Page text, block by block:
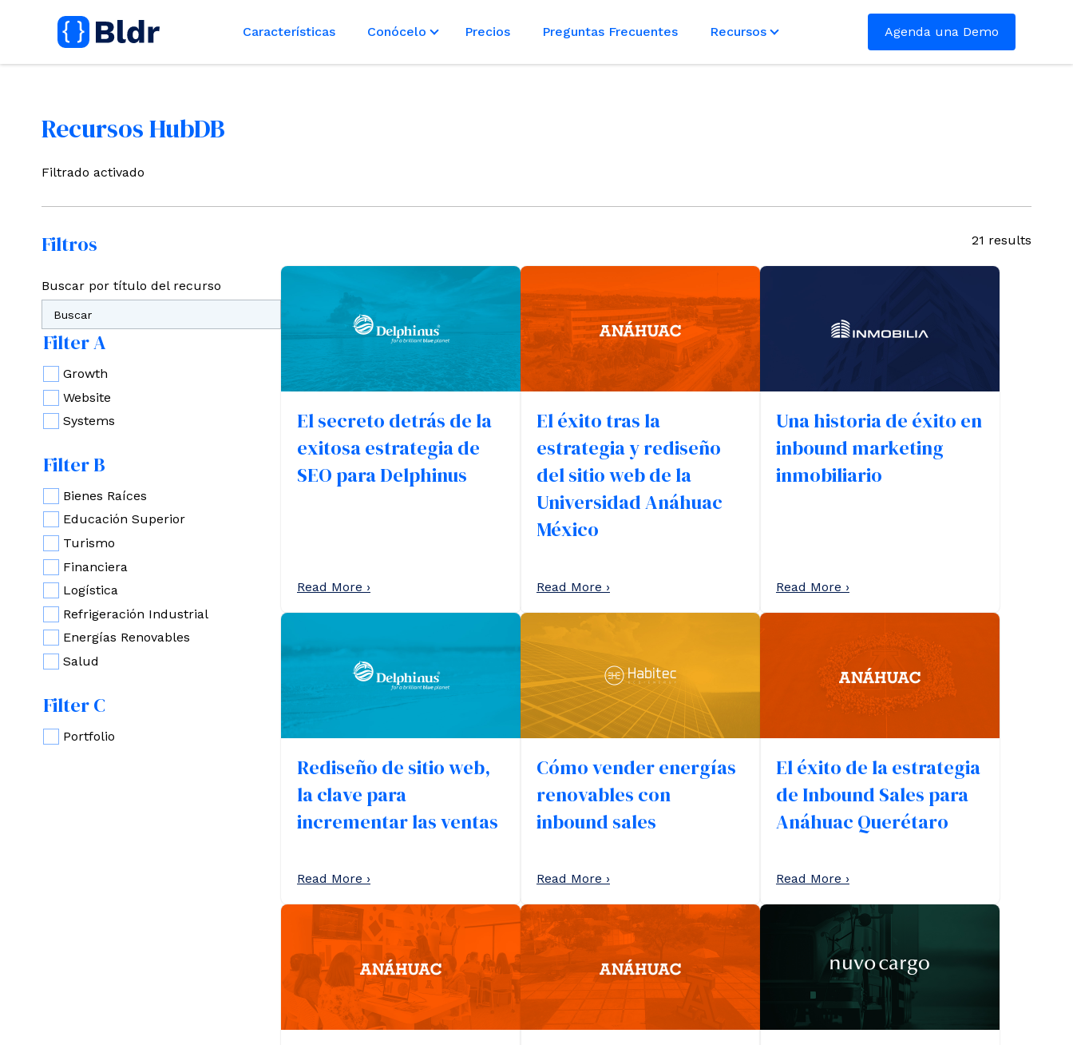
Características Conócelo Precios Preguntas Frecuentes Recursos Agenda una Demo
Recursos HubDB
Filtrado activado
Filtros
Buscar por título del recurso
Filter A
Growth
Website
Systems
Filter B
Bienes Raíces
Educación Superior
Turismo
Financiera
Logística
Refrigeración Industrial
Energías Renovables
Salud
Filter C
Portfolio
21 results
El secreto detrás de la
exitosa estrategia de
SEO para Delphinus
Read More ›
El éxito tras la
estrategia y rediseño
del sitio web de la
Universidad Anáhuac
México
Read More ›
Una historia de éxito en
inbound marketing
inmobiliario
Read More ›
Rediseño de sitio web,
la clave para
incrementar las ventas
Read More ›
Cómo vender energías
renovables con
inbound sales
Read More ›
El éxito de la estrategia
de Inbound Sales para
Anáhuac Querétaro
Read More ›